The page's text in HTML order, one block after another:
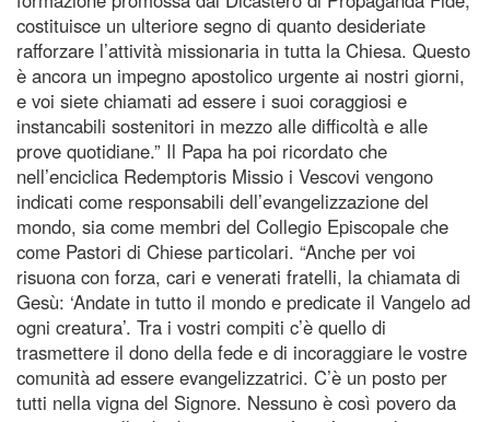
costituisce un ulteriore segno di quanto desideriate
rafforzare l’attività missionaria in tutta la Chiesa. Questo
è ancora un impegno apostolico urgente ai nostri giorni,
e voi siete chiamati ad essere i suoi coraggiosi e
instancabili sostenitori in mezzo alle difficoltà e alle
prove quotidiane.” Il Papa ha poi ricordato che
nell’enciclica Redemptoris Missio i Vescovi vengono
indicati come responsabili dell’evangelizzazione del
mondo, sia come membri del Collegio Episcopale che
come Pastori di Chiese particolari. “Anche per voi
risuona con forza, cari e venerati fratelli, la chiamata di
Gesù: ‘Andate in tutto il mondo e predicate il Vangelo ad
ogni creatura’. Tra i vostri compiti c’è quello di
trasmettere il dono della fede e di incoraggiare le vostre
comunità ad essere evangelizzatrici. C’è un posto per
tutti nella vigna del Signore. Nessuno è così povero da